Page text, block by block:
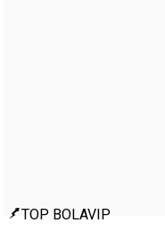
TOP BOLAVIP